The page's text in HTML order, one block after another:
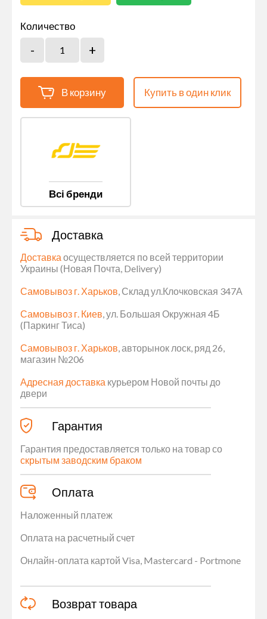
Количество
В корзину Купить в один клик
Всі бренди
Доставка
Доставка осуществляется по всей территории
Украины (Новая Почта, Delivery)
Самовывоз г. Харьков, Склад ул.Клочковская 347А
Самовывоз г. Киев, ул. Большая Окружная 4Б
(Паркинг Тиса)
Самовывоз г. Харьков, авторынок лоск, ряд 26,
магазин №206
Адресная доставка курьером Новой почты до
двери
Гарантия
Гарантия предоставляется только на товар со
скрытым заводским браком
Оплата
Наложенный платеж
Оплата на расчетный счет
Онлайн-оплата картой Visa, Mastercard - Portmone
Возврат товара